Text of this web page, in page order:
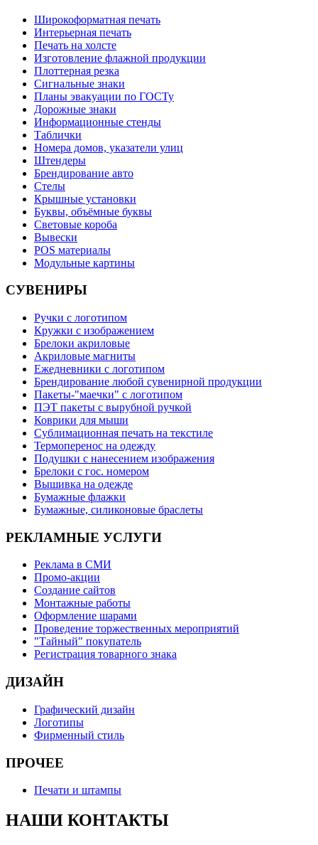
Широкоформатная печать
Интерьерная печать
Печать на холсте
Изготовление флажной продукции
Плоттерная резка
Сигнальные знаки
Планы эвакуации по ГОСТу
Дорожные знаки
Информационные стенды
Таблички
Номера домов, указатели улиц
Штендеры
Брендирование авто
Стелы
Крышные установки
Буквы, объёмные буквы
Световые короба
Вывески
POS материалы
Модульные картины
СУВЕНИРЫ
Ручки с логотипом
Кружки с изображением
Брелоки акриловые
Акриловые магниты
Ежедневники с логотипом
Брендирование любой сувенирной продукции
Пакеты-"маечки" с логотипом
ПЭТ пакеты с вырубной ручкой
Коврики для мыши
Сублимационная печать на текстиле
Термоперенос на одежду
Подушки с нанесением изображения
Брелоки с гос. номером
Вышивка на одежде
Бумажные флажки
Бумажные, силиконовые браслеты
РЕКЛАМНЫЕ УСЛУГИ
Реклама в СМИ
Промо-акции
Создание сайтов
Монтажные работы
Оформление шарами
Проведение торжественных мероприятий
"Тайный" покупатель
Регистрация товарного знака
ДИЗАЙН
Графический дизайн
Логотипы
Фирменный стиль
ПРОЧЕЕ
Печати и штампы
НАШИ КОНТАКТЫ